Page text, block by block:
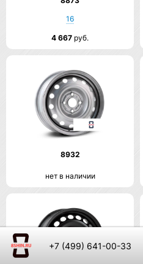
16
4 667 руб.
8932
нет в наличии
+7 (499) 641-00-33